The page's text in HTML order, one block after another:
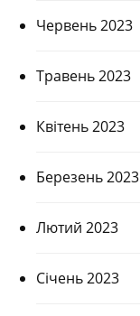
Червень 2023
Травень 2023
Квітень 2023
Березень 2023
Лютий 2023
Січень 2023